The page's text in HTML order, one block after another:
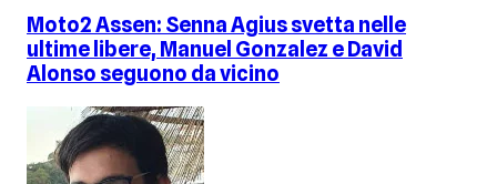
Moto2 Assen: Senna Agius svetta nelle
ultime libere, Manuel Gonzalez e David
Alonso seguono da vicino